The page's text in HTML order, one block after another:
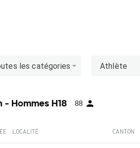
les catégories Athlète
Hommes H18 88
LOCALITÉ CANTON